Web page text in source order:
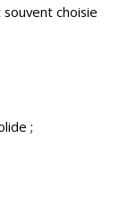
souvent choisie
;